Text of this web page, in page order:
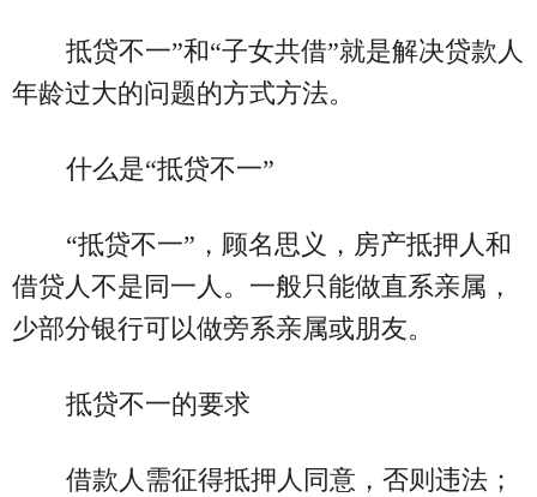
抵贷不一”和“子女共借”就是解决贷款人
年龄过大的问题的方式方法。
什么是“抵贷不一”
“抵贷不一”，顾名思义，房产抵押人和
借贷人不是同一人。一般只能做直系亲属，
少部分银行可以做旁系亲属或朋友。
抵贷不一的要求
借款人需征得抵押人同意，否则违法；